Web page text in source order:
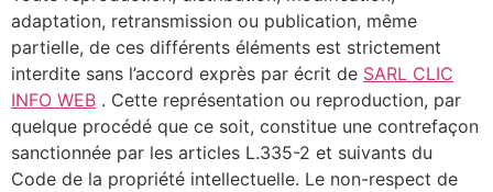
adaptation, retransmission ou publication, même
partielle, de ces différents éléments est strictement
interdite sans l’accord exprès par écrit de SARL CLIC
INFO WEB . Cette représentation ou reproduction, par
quelque procédé que ce soit, constitue une contrefaçon
sanctionnée par les articles L.335-2 et suivants du
Code de la propriété intellectuelle. Le non-respect de